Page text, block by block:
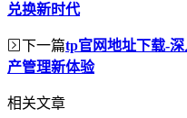
兑换新时代
下一篇tp官网地址下载-
产管理新体验
相关文章